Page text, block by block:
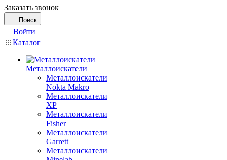
Заказать звонок
Поиск
Войти
Каталог
Металлоискатели
Металлоискатели
Nokta Makro
Металлоискатели
XP
Металлоискатели
Fisher
Металлоискатели
Garrett
Металлоискатели